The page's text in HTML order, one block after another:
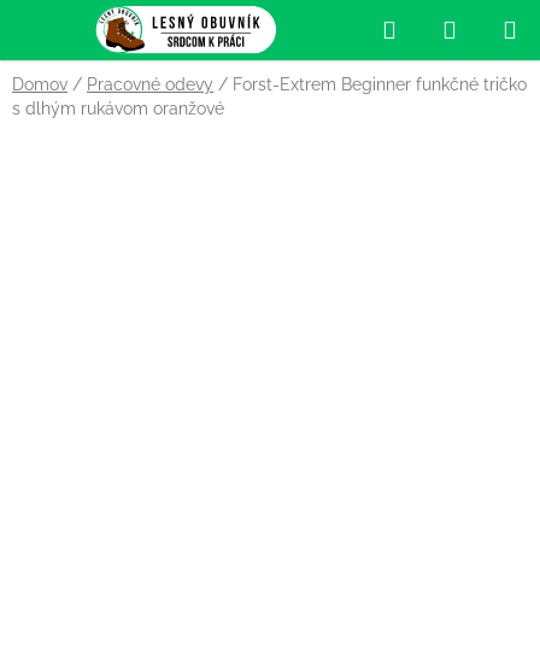
obsah
Hľadať
KOŠÍK
Domov / Pracovné odevy / Forst-Extrem Beginner funkčné tričko
s dlhým rukávom oranžové